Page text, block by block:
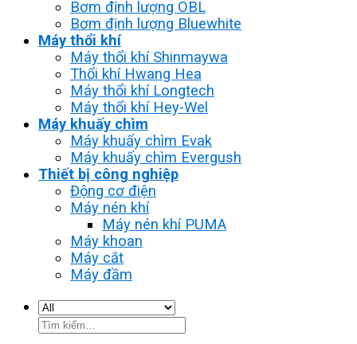
Bơm định lượng OBL
Bơm định lượng Bluewhite
Máy thổi khí
Máy thổi khí Shinmaywa
Thổi khí Hwang Hea
Máy thổi khí Longtech
Máy thổi khí Hey-Wel
Máy khuấy chìm
Máy khuấy chìm Evak
Máy khuấy chìm Evergush
Thiết bị công nghiệp
Động cơ điện
Máy nén khí
Máy nén khí PUMA
Máy khoan
Máy cắt
Máy đầm
Tìm
kiếm: